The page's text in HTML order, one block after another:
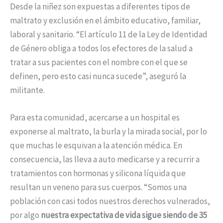
Desde la niñez son expuestas a diferentes tipos de
maltrato y exclusión en el ámbito educativo, familiar,
laboral y sanitario. “El artículo 11 de la Ley de Identidad
de Género obliga a todos los efectores de la salud a
tratar a sus pacientes con el nombre con el que se
definen, pero esto casi nunca sucede”, aseguró la
militante.
Para esta comunidad, acercarse a un hospital es
exponerse al maltrato, la burla y la mirada social, por lo
que muchas le esquivan a la atención médica. En
consecuencia, las lleva a auto medicarse y a recurrir a
tratamientos con hormonas y silicona líquida que
resultan un veneno para sus cuerpos. “Somos una
población con casi todos nuestros derechos vulnerados,
por algo nuestra expectativa de vida sigue siendo de 35